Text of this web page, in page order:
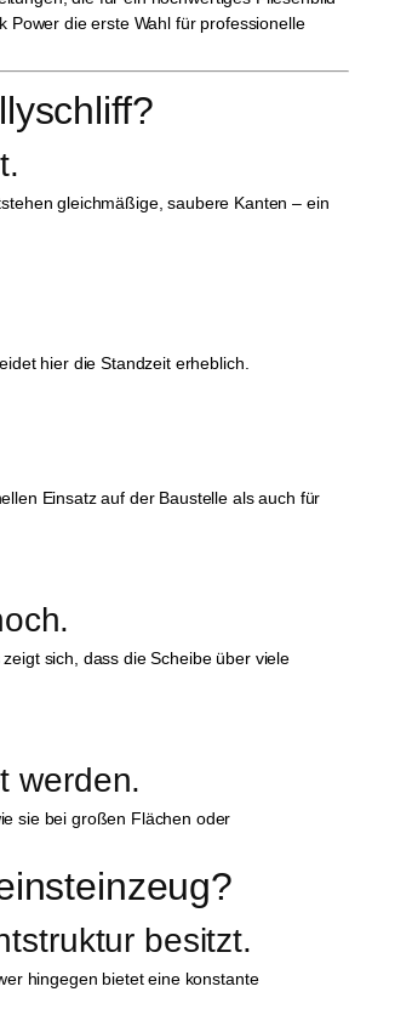
Power die erste Wahl für professionelle
gleichmäßige, saubere Kanten – ein
hier die Standzeit erheblich.
Einsatz auf der Baustelle als auch für
sich, dass die Scheibe über viele
werden.
sie bei großen Flächen oder
besitzt.
hingegen bietet eine konstante